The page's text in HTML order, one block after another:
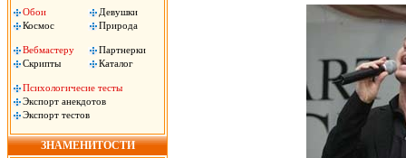
Обои
Девушки
Космос
Природа
Вебмастеру
Партнерки
Скрипты
Каталог
Психологичесие тесты
Экспорт анекдотов
Экспорт тестов
ЗНАМЕНИТОСТИ